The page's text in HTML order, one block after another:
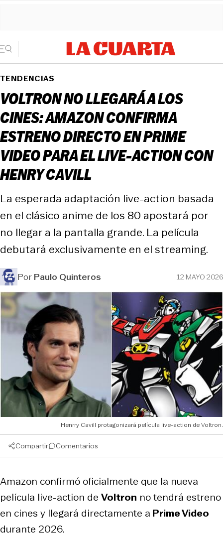
TENDENCIAS
VOLTRON NO LLEGARÁ A LOS
CINES: AMAZON CONFIRMA
ESTRENO DIRECTO EN PRIME
VIDEO PARA EL LIVE-ACTION CON
HENRY CAVILL
La esperada adaptación live-action basada
en el clásico anime de los 80 apostará por
no llegar a la pantalla grande. La película
debutará exclusivamente en el streaming.
PorPaulo Quinteros 12 MAYO 2026
Henrry Cavill protagonizará película live-action de Voltron.
Compartir Comentarios
Amazon confirmó oficialmente que la nueva
película live-action de Voltron no tendrá estreno
en cines y llegará directamente a Prime Video
durante 2026.